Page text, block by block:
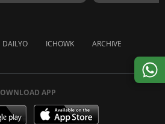
DAILYO ICHOWK ARCHIVE
APP